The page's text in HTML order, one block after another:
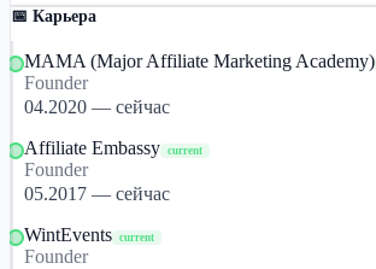
📅 Карьера
MAMA (Major Affiliate Marketing Academy)
Founder
04.2020 — сейчас
Affiliate Embassy current
Founder
05.2017 — сейчас
WintEvents current
Founder